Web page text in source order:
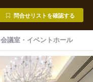
問合せリストを確認する
会議室・ イベントホール